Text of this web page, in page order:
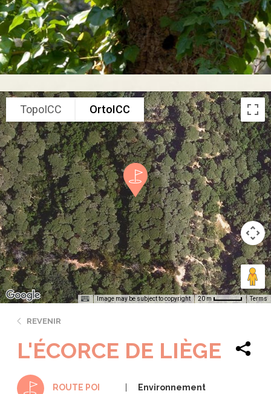
TopoICC OrtoICC
Image may be subject to copyright 20 m Terms
REVENIR
L'ÉCORCE DE LIÈGE
ROUTE POI Environnement